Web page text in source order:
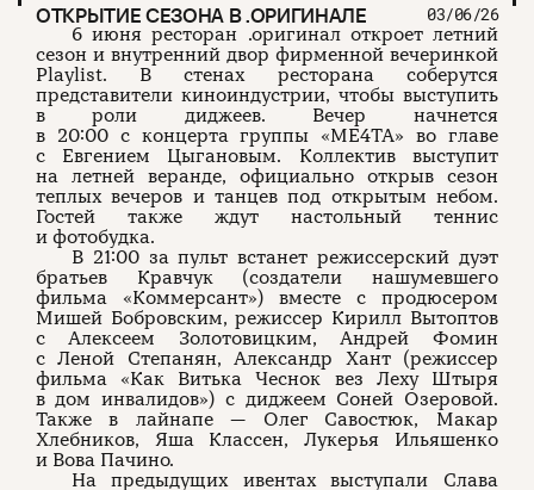
ОТКРЫТИЕ СЕЗОНА В .ОРИГИНАЛЕ 03/06/26
6 июня ресторан .оригинал откроет летний
сезон и внутренний двор фирменной вечеринкой
Playlist. В стенах ресторана соберутся
представители киноиндустрии, чтобы выступить
в роли диджеев. Вечер начнется
в 20:00 с концерта группы «МЕ4ТА» во главе
с Евгением Цыгановым. Коллектив выступит
на летней веранде, официально открыв сезон
теплых вечеров и танцев под открытым небом.
Гостей также ждут настольный теннис
и фотобудка.
В 21:00 за пульт встанет режиссерский дуэт
братьев Кравчук (создатели нашумевшего
фильма «Коммерсант») вместе с продюсером
Мишей Бобровским, режиссер Кирилл Вытоптов
с Алексеем Золотовицким, Андрей Фомин
с Леной Степанян, Александр Хант (режиссер
фильма «Как Витька Чеснок вез Леху Штыря
в дом инвалидов») с диджеем Соней Озеровой.
Также в лайнапе — Олег Савостюк, Макар
Хлебников, Яша Классен, Лукерья Ильяшенко
и Вова Пачино.
На предыдущих ивентах выступали Слава